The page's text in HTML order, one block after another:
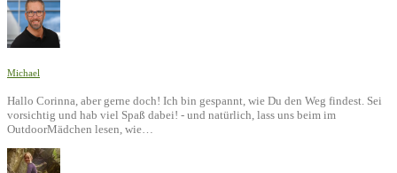
Michael
Hallo Corinna, aber gerne doch! Ich bin gespannt, wie Du den Weg findest. Sei
vorsichtig und hab viel Spaß dabei! - und natürlich, lass uns beim im
OutdoorMädchen lesen, wie…